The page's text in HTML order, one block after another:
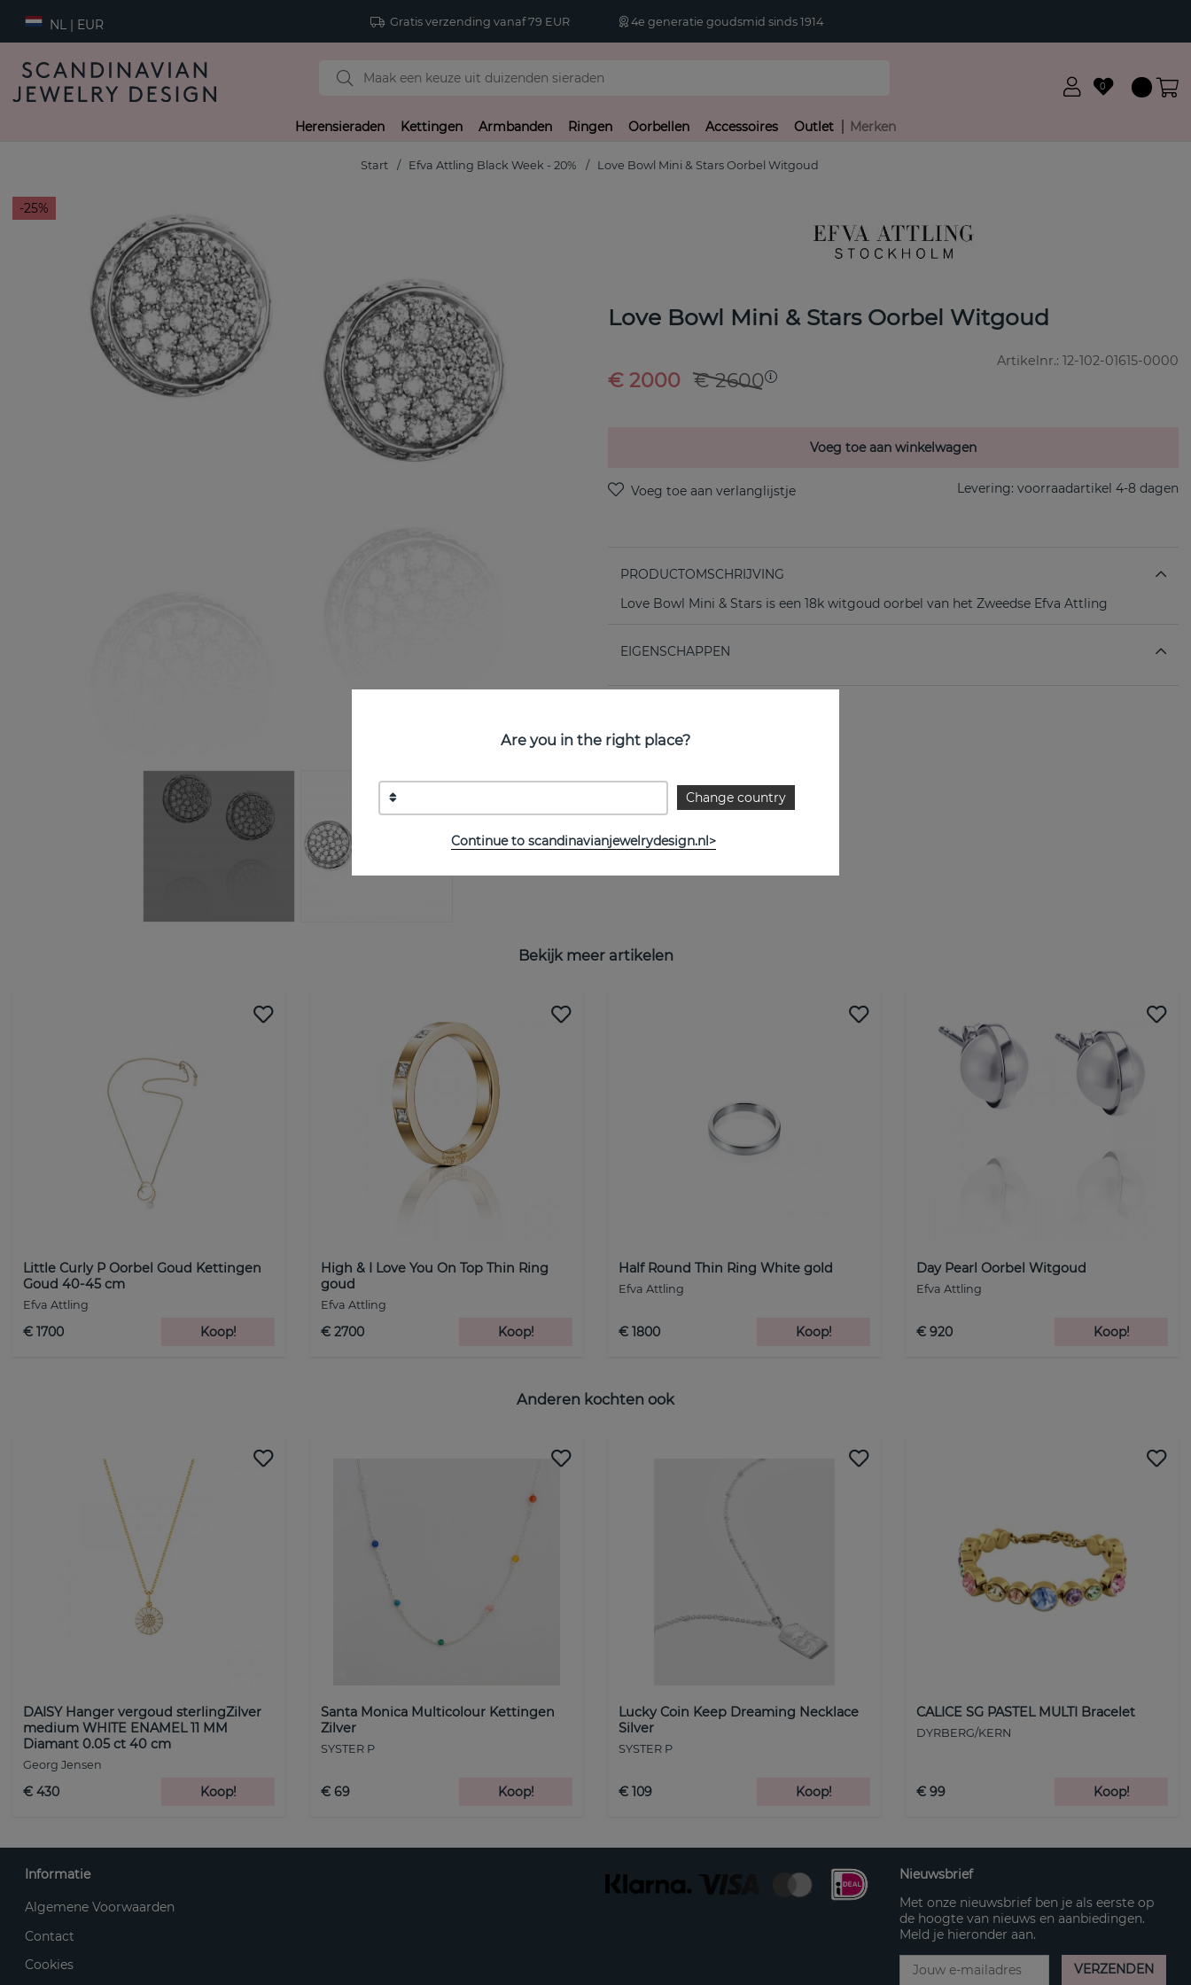
NL | EUR Gratis verzending vanaf 79 EUR 4e generatie goudsmid sinds 1914
0
Herensieraden Kettingen Armbanden Ringen Oorbellen Accessoires Outlet Merken
Start Efva Attling Black Week - 20% Love Bowl Mini & Stars Oorbel Witgoud
25
Love Bowl Mini & Stars Oorbel Witgoud
Artikelnr.: 12-102-01615-0000
€ 2600
€ 2000
Voeg toe aan winkelwagen
Levering: voorraadartikel 4-8 dagen
PRODUCTOMSCHRIJVING
Love Bowl Mini & Stars is een 18k witgoud oorbel van het Zweedse Efva Attling
EIGENSCHAPPEN
Bekijk meer artikelen
Little Curly P Oorbel Goud Kettingen
Goud 40-45 cm
Efva Attling
€ 1700 Koop!
High & I Love You On Top Thin Ring
goud
Efva Attling
€ 2700 Koop!
Half Round Thin Ring White gold
Efva Attling
€ 1800 Koop!
Day Pearl Oorbel Witgoud
Efva Attling
€ 920 Koop!
Anderen kochten ook
DAISY Hanger vergoud sterlingZilver
medium WHITE ENAMEL 11 MM
Diamant 0.05 ct 40 cm
Georg Jensen
€ 430 Koop!
Santa Monica Multicolour Kettingen
Zilver
SYSTER P
€ 69 Koop!
Lucky Coin Keep Dreaming Necklace
Silver
SYSTER P
€ 109 Koop!
CALICE SG PASTEL MULTI Bracelet
DYRBERG/KERN
€ 99 Koop!
Are you in the right place?
Change country
Continue to scandinavianjewelrydesign.nl>
Informatie
Algemene Voorwaarden
Contact
Cookies
Nieuwsbrief
Met onze nieuwsbrief ben je als eerste op
de hoogte van nieuws en aanbiedingen.
Meld je hieronder aan.
VERZENDEN